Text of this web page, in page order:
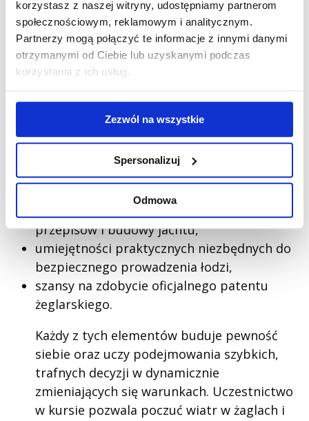
korzystasz z naszej witryny, udostępniamy partnerom
społecznościowym, reklamowym i analitycznym.
Partnerzy mogą połączyć te informacje z innymi danymi
otrzymanymi od Ciebie lub uzyskanymi podczas
korzystania z ich usług.
Zezwól na wszystkie
Spersonalizuj
Odmowa
obdarowana?
Wybierając tego rodzaju niespodziankę,
fundujesz bliskim kompleksowe
doświadczenie edukacyjne i życiowe. Udział
w zajęciach teoretycznych i praktycznych to
prawdziwa inwestycja w kompetencje
obdarowanej osoby. Czego dokładnie może
spodziewać się uczestnik?
przepisów i budowy jachtu,
umiejętności praktycznych niezbędnych do
bezpiecznego prowadzenia łodzi,
szansy na zdobycie oficjalnego patentu
żeglarskiego.
Każdy z tych elementów buduje pewność
siebie oraz uczy podejmowania szybkich,
trafnych decyzji w dynamicznie
zmieniających się warunkach. Uczestnictwo
w kursie pozwala poczuć wiatr w żaglach i